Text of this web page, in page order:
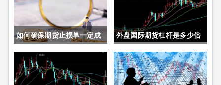
如何确保期货止损单一定成
交成功(如何确保期货止损单
一定成交成功呢)
外盘国际期货杠杆是多少倍
(外盘国际期货杠杆是多少倍
的)